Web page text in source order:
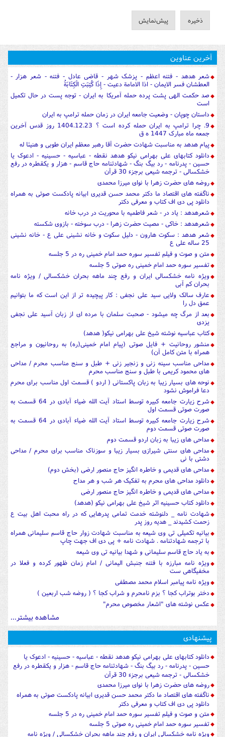
آخرین عناوین
شعر هدهد - فتنه اعظم - پزشک شهر - قاضی عادل - فتنه - شعر هزار -
العطشان فسر الایمان - اذا الامامة دعیت - إِذَا كُتِبَتِ الْكِتَابَةُ
صد حکمت الهی پشت پرده حمله آمریکا به ایران - توجه پست در حال تکمیل
است
داستان چوپان - وضعیت جامعه ایران در زمان حمله ترامپ به ایران
9. چرا ترامپ به ایران حمله کرده است ؟ 1404.12.23 روز قدس آخرین
جمعه ماه مبارک 1447 ه ق
پیام هدهد به مناسبت شهادت حضرت آقا رهبر معظم ایران طوبی و هنیئا له
دانلود کتابهای علی بهرامی نیکو هدهد نقطه - عباسیه - حسینیه - ادعوک یا
حسین - پدرنامه - رد بیگ بنگ - شهادتنامه حاج قاسم - هزار و یکقطره در رفع
خشکسالی - ترجمه شیعی برجزء 30 قرآن
روضه های حضرت زهرا با نوای میرزا محمدی
ناگفته های اقتصاد ما دکتر محمد حسن قدیری ابیانه پادکست صوتی به همراه
دانلود پی دی اف کتاب و معرفی دکتر
شعرهدهد : یاد در - شعر فاطمیه با محوریت در درب خانه
شعرهدهد : خاکی - مصیت حضرت زهرا - درب سوخته - بازوی شکسته
شعر هدهد : سکوت هارون - دلیل سکوت و خانه نشینی علی ع - خانه نشینی
25 ساله علی ع
متن و صوت و فیلم تفسیر سوره حمد امام خمینی ره در 5 جلسه
تفسیر سوره حمد امام خمینی ره صوتی 5 جلسه
ویژه نامه خشکسالی ایران و رفع چند ماهه بحران خشکسالی / ویژه نامه
بحران کم آبی
عارف سالک ولایی سید علی نجفی : کار پیچیده تر از این است که ما بتوانیم
عمق دل را
بعد از مرگ چه میشود - صحبت سلمان با مرده ای از زبان آسید علی نجفی
یزدی
کتاب عباسیه نوشته شیخ علی بهرامی نیکو( هدهد)
منشور روحانیت + فایل صوتی (پیام امام خمینی(ره) به روحانیون و مراجع
همراه با متن کامل آن)
مداحی مناسب سینه زنی و زنجیر زنی + طبل و سنج مناسب محرم / مداحی
های محمود کریمی با طبل و سنج مناسب محرم
نوحه های بسیار زیبا به زبان پاکستانی ( اردو ) قسمت اول مناسب برای محرم
دعا فراموش نشود
شرح زیارت جامعه کبیره توسط استاد آیت الله ضیاء آبادی در 64 قسمت به
صورت صوتی قسمت اول
شرح زیارت جامعه کبیره توسط استاد آیت الله ضیاء آبادی در 64 قسمت به
صورت صوتی قسمت دوم
مداحی های زیبا به زبان اردو قسمت دوم
مداحی های سنتی شیرازی بسیار زیبا و سوزناک مناسب برای محرم / مداحی
دشتی با نی
مداحی های قدیمی و خاطره انگیز حاج منصور ارضی (بخش دوم)
دانلود مداحی های محرم به تفکیک هر شب و هر مداح
مداحی های قدیمی و خاطره انگیز حاج منصور ارضی
دانلود کتاب حسینیه اثر شیخ علی بهرامی نیکو (هدهد)
شهادت نامه _ دلنوشته خدمت تمامی پدرهایی که در راه محبت اهل بیت ع
زحمت کشیدند _ هدیه روز پدر
بیانیه تکمیلی تی وی شیعه به مناسبت شهادت زوار حاج قاسم سلیمانی همراه
با ترجمه شهادتنامه . شهادت نامه + پی دی اف جهت چاپ
به یاد حاج قاسم سلیمانی و شهدا بیانیه تی وی شیعه
ویژه نامه مبارزه با فتنه جنبش الیمانی / امام زمان ظهور کرده و فعلا در
مخفیگاهی ست
ویژه نامه پیامبر اسلام محمد مصطفی
دختر بوتراب کجا ؟ بزم نامحرم و شراب کجا ؟ ( روضه شب اربعین )
عکس نوشته های "اشعار مخصوص محرم"
مشاهده بیشتر...
پیشنهادی
دانلود کتابهای علی بهرامی نیکو هدهد نقطه - عباسیه - حسینیه - ادعوک یا
حسین - پدرنامه - رد بیگ بنگ - شهادتنامه حاج قاسم - هزار و یکقطره در رفع
خشکسالی - ترجمه شیعی برجزء 30 قرآن
روضه های حضرت زهرا با نوای میرزا محمدی
ناگفته های اقتصاد ما دکتر محمد حسن قدیری ابیانه پادکست صوتی به همراه
دانلود پی دی اف کتاب و معرفی دکتر
متن و صوت و فیلم تفسیر سوره حمد امام خمینی ره در 5 جلسه
تفسیر سوره حمد امام خمینی ره صوتی 5 جلسه
ویژه نامه خشکسالی ایران و رفع چند ماهه بحران خشکسالی / ویژه نامه